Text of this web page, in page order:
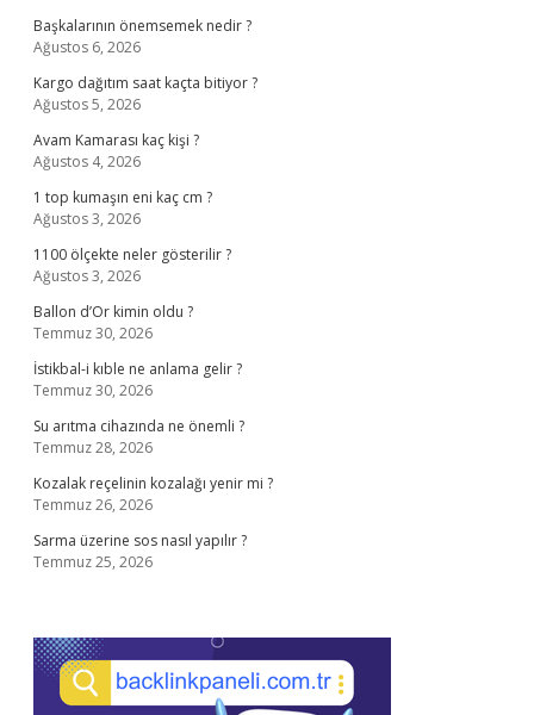
Başkalarının önemsemek nedir ?
Ağustos 6, 2026
Kargo dağıtım saat kaçta bitiyor ?
Ağustos 5, 2026
Avam Kamarası kaç kişi ?
Ağustos 4, 2026
1 top kumaşın eni kaç cm ?
Ağustos 3, 2026
1100 ölçekte neler gösterilir ?
Ağustos 3, 2026
Ballon d’Or kimin oldu ?
Temmuz 30, 2026
İstikbal-i kıble ne anlama gelir ?
Temmuz 30, 2026
Su arıtma cihazında ne önemli ?
Temmuz 28, 2026
Kozalak reçelinin kozalağı yenir mi ?
Temmuz 26, 2026
Sarma üzerine sos nasıl yapılır ?
Temmuz 25, 2026